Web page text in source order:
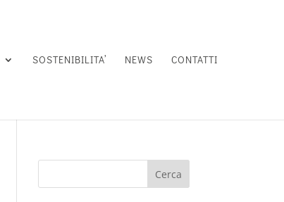
SOSTENIBILITA’ NEWS CONTATTI
Cerca